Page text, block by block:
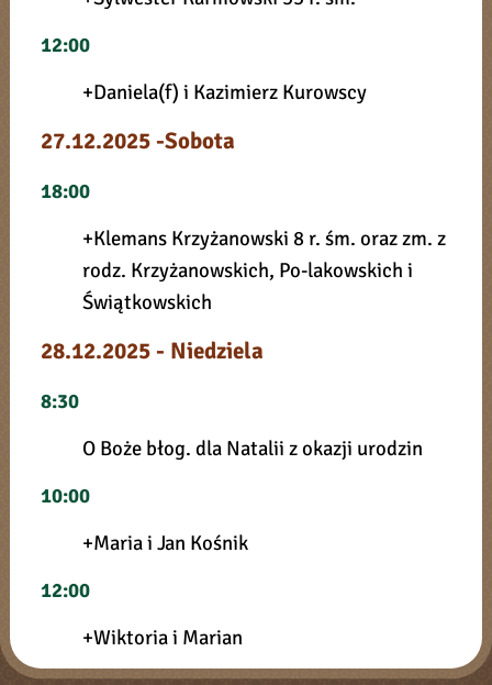
12:00
+Daniela(f) i Kazimierz Kurowscy
27.12.2025 -Sobota
18:00
+Klemans Krzyżanowski 8 r. śm. oraz zm. z
rodz. Krzyżanowskich, Po-lakowskich i
Świątkowskich
28.12.2025 - Niedziela
8:30
O Boże błog. dla Natalii z okazji urodzin
10:00
+Maria i Jan Kośnik
12:00
+Wiktoria i Marian